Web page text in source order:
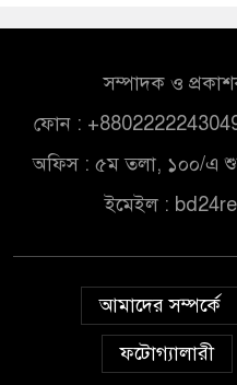
সম্পাদক ও
ফোন :
অফিস : ৫ম তলা, ১০০/এ
ইমেইল :
আমাদের সম্পর্কে
ফটোগ্যালারী